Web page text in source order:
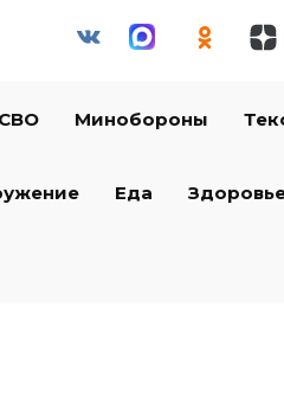
СВО Минобороны
Еда